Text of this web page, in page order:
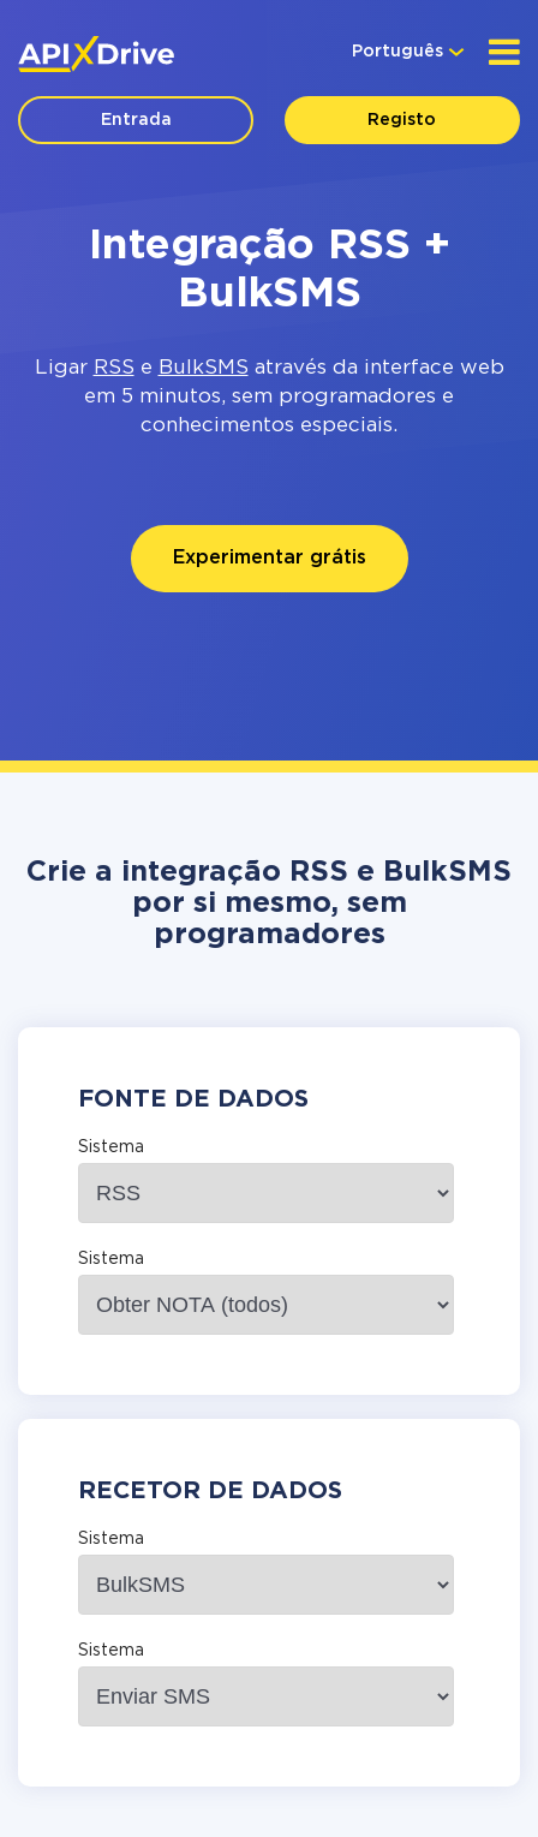
Português
Entrada Registo
Integração RSS +
BulkSMS
Ligar RSS e BulkSMS através da interface web
em 5 minutos, sem programadores e
conhecimentos especiais.
Experimentar grátis
Crie a integração RSS e BulkSMS
por si mesmo, sem
programadores
FONTE DE DADOS
Sistema
Sistema
RECETOR DE DADOS
Sistema
Sistema